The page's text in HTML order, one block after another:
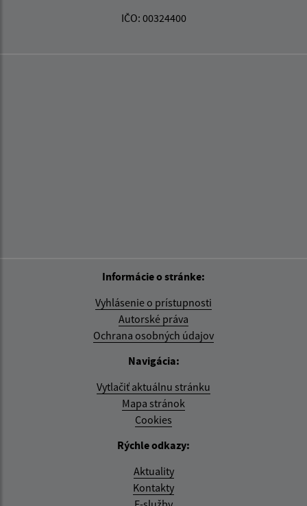
IČO: 00324400
Informácie o stránke:
Vyhlásenie o prístupnosti
Autorské práva
Ochrana osobných údajov
Navigácia:
Vytlačiť aktuálnu stránku
Mapa stránok
Cookies
Rýchle odkazy:
Aktuality
Kontakty